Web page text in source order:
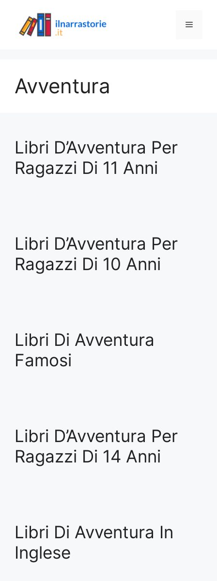
contenuto
Menu
Avventura
Libri D’Avventura Per
Ragazzi Di 11 Anni
Libri D’Avventura Per
Ragazzi Di 10 Anni
Libri Di Avventura
Famosi
Libri D’Avventura Per
Ragazzi Di 14 Anni
Libri Di Avventura In
Inglese